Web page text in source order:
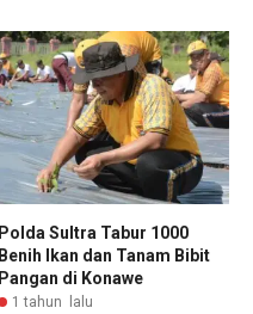
Polda Sultra Tabur 1000
Benih Ikan dan Tanam Bibit
Pangan di Konawe
1 tahun lalu